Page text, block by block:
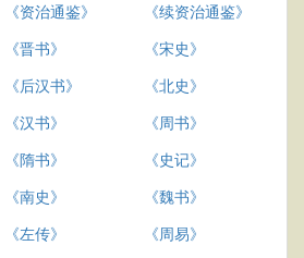
《资治通鉴》
《续资治通鉴》
《晋书》
《宋史》
《后汉书》
《北史》
《汉书》
《周书》
《隋书》
《史记》
《南史》
《魏书》
《左传》
《周易》